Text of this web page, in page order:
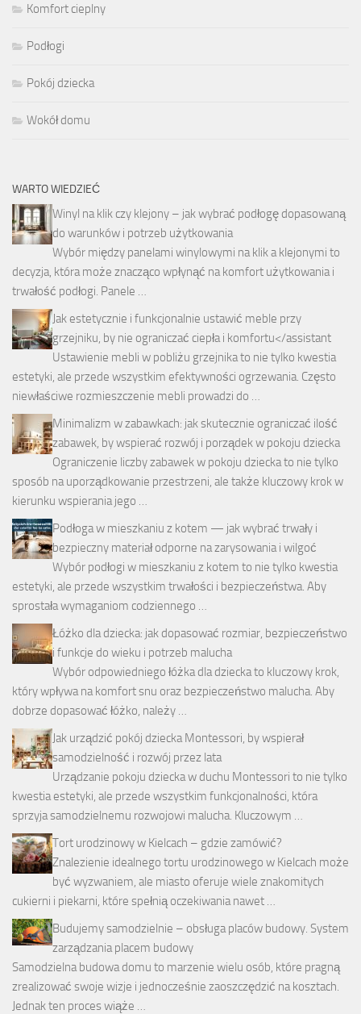
Komfort cieplny
Podłogi
Pokój dziecka
Wokół domu
WARTO WIEDZIEĆ
Winyl na klik czy klejony – jak wybrać podłogę dopasowaną
do warunków i potrzeb użytkowania
Wybór między panelami winylowymi na klik a klejonymi to
decyzja, która może znacząco wpłynąć na komfort użytkowania i
trwałość podłogi. Panele …
Jak estetycznie i funkcjonalnie ustawić meble przy
grzejniku, by nie ograniczać ciepła i komfortu</assistant
Ustawienie mebli w pobliżu grzejnika to nie tylko kwestia
estetyki, ale przede wszystkim efektywności ogrzewania. Często
niewłaściwe rozmieszczenie mebli prowadzi do …
Minimalizm w zabawkach: jak skutecznie ograniczać ilość
zabawek, by wspierać rozwój i porządek w pokoju dziecka
Ograniczenie liczby zabawek w pokoju dziecka to nie tylko
sposób na uporządkowanie przestrzeni, ale także kluczowy krok w
kierunku wspierania jego …
Podłoga w mieszkaniu z kotem — jak wybrać trwały i
bezpieczny materiał odporne na zarysowania i wilgoć
Wybór podłogi w mieszkaniu z kotem to nie tylko kwestia
estetyki, ale przede wszystkim trwałości i bezpieczeństwa. Aby
sprostała wymaganiom codziennego …
Łóżko dla dziecka: jak dopasować rozmiar, bezpieczeństwo
i funkcje do wieku i potrzeb malucha
Wybór odpowiedniego łóżka dla dziecka to kluczowy krok,
który wpływa na komfort snu oraz bezpieczeństwo malucha. Aby
dobrze dopasować łóżko, należy …
Jak urządzić pokój dziecka Montessori, by wspierał
samodzielność i rozwój przez lata
Urządzanie pokoju dziecka w duchu Montessori to nie tylko
kwestia estetyki, ale przede wszystkim funkcjonalności, która
sprzyja samodzielnemu rozwojowi malucha. Kluczowym …
Tort urodzinowy w Kielcach – gdzie zamówić?
Znalezienie idealnego tortu urodzinowego w Kielcach może
być wyzwaniem, ale miasto oferuje wiele znakomitych
cukierni i piekarni, które spełnią oczekiwania nawet …
Budujemy samodzielnie – obsługa placów budowy. System
zarządzania placem budowy
Samodzielna budowa domu to marzenie wielu osób, które pragną
zrealizować swoje wizje i jednocześnie zaoszczędzić na kosztach.
Jednak ten proces wiąże …